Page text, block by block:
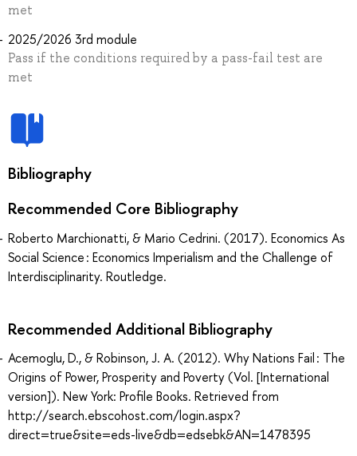
met
2025/2026 3rd module
Pass if the conditions required by a pass-fail test are
met
Bibliography
Recommended Core Bibliography
Roberto Marchionatti, & Mario Cedrini. (2017). Economics As
Social Science : Economics Imperialism and the Challenge of
Interdisciplinarity. Routledge.
Recommended Additional Bibliography
Acemoglu, D., & Robinson, J. A. (2012). Why Nations Fail : The
Origins of Power, Prosperity and Poverty (Vol. [International
version]). New York: Profile Books. Retrieved from
http://search.ebscohost.com/login.aspx?
direct=true&site=eds-live&db=edsebk&AN=1478395